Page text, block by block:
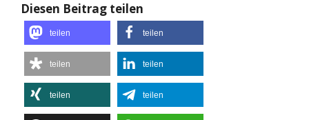
Diesen Beitrag teilen
teilen teilen
teilen teilen
teilen teilen